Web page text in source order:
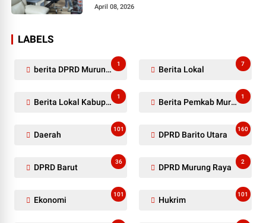
April 08, 2026
LABELS
berita DPRD Murung Raya
1
Berita Lokal
7
Berita Lokal Kabupaten Barito Utara
1
Berita Pemkab Murung Raya
1
Daerah
101
DPRD Barito Utara
160
DPRD Barut
36
DPRD Murung Raya
2
Ekonomi
101
Hukrim
101